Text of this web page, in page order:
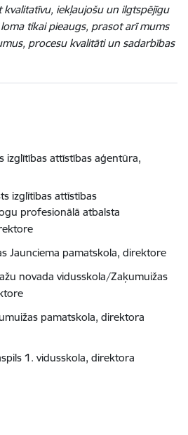
iekļaujošu un ilgtspējīgu
tikai pieaugs, prasot arī mums
procesu kvalitāti un sadarbības
izglītības attīstības aģentūra,
izglītības attīstības
profesionālā atbalsta
Jaunciema pamatskola, direktore
novada vidusskola/Zaķumuižas
pamatskola, direktora
1. vidusskola, direktora